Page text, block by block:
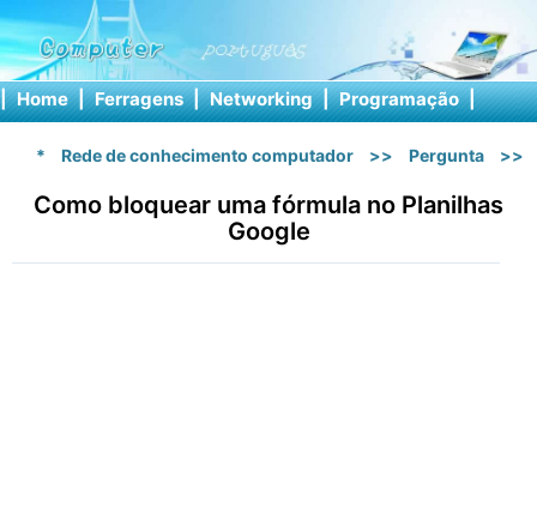
| Home | Ferragens | Networking | Programação |
* Rede de conhecimento computador >> Pergunta >>
Como bloquear uma fórmula no Planilhas
Google